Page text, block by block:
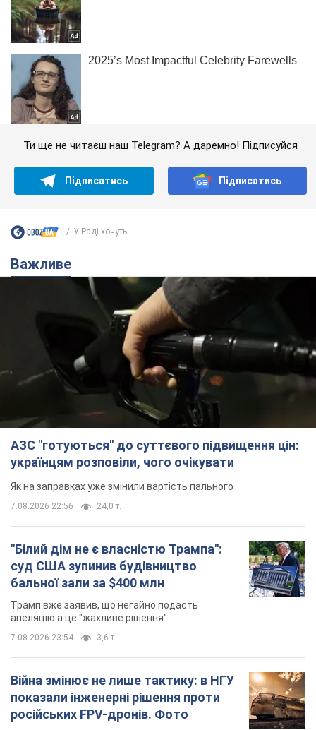
Ти ще не читаєш наш Telegram? А даремно! Підписуйся
Підписатись Підписатись
У Раді хочуть...
Важливе
АЗС "готуються" до суттєвого підвищення цін:
українцям розповіли, чого очікувати
Як на заправках уже змінили вартість пального
7.08.2026 22:56 24,0 т.
"Білий дім не є власністю Трампа":
суд США зупинив будівництво
бальної зали за $400 млн
Трамп вже заявив, що негайно подасть
апеляцію а це "жахливе рішення"
7.08.2026 23:54 3,6 т.
Війна змінює не лише тактику: в НГУ
показали інженерні рішення проти
російських FPV-дронів. Фото